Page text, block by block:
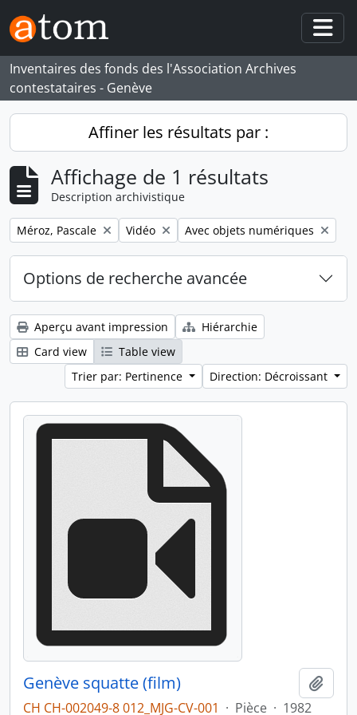
Skip to main content
Inventaires des fonds des l'Association Archives
contestataires - Genève
Affiner les résultats par :
Affichage de 1 résultats
Description archivistique
Remove filter:
Méroz, Pascale Remove filter:
Vidéo Remove filter:
Avec objets numériques
Options de recherche avancée
Aperçu avant impression
Hiérarchie
Card view
Table view
Trier par: Pertinence
Direction: Décroissant
Genève squatte (film)
CH CH-002049-8 012_MJG-CV-001 · Pièce · 1982